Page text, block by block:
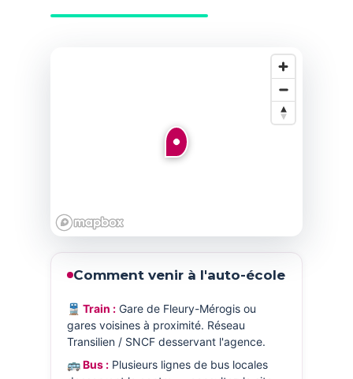
Comment venir à l'auto-école
🚆 Train :Gare de Fleury-Mérogis ou
gares voisines à proximité. Réseau
Transilien / SNCF desservant l'agence.
🚌 Bus :Plusieurs lignes de bus locales